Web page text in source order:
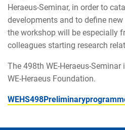
Heraeus-Seminar, in order to
developments and to define
the workshop will be especially
colleagues starting research
The 498th WE-Heraeus-
WE-Heraeus Foundation.